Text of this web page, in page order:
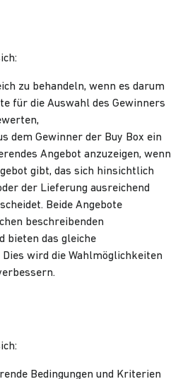
zu behandeln, wenn es darum
für die Auswahl des Gewinners
dem Gewinner der Buy Box ein
Angebot anzuzeigen, wenn
gibt, das sich hinsichtlich
der Lieferung ausreichend
Beide Angebote
beschreibenden
bieten das gleiche
wird die Wahlmöglichkeiten
Bedingungen und Kriterien